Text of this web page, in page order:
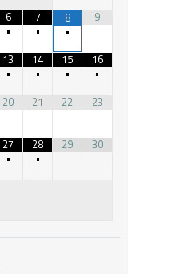
6
•
7
•
8
•
9
13
•
14
•
15
•
16
•
20 21 22 23
27
•
28
•
29 30